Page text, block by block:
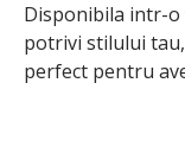
Disponibila intr-o
potrivi stilului
perfect pentru